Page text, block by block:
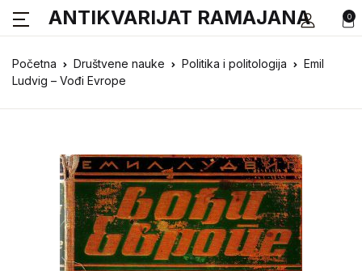
0
ANTIKVARIJAT RAMAJANA
Početna Društvene nauke Politika i politologija
Emil
Ludvig – Vođi Evrope